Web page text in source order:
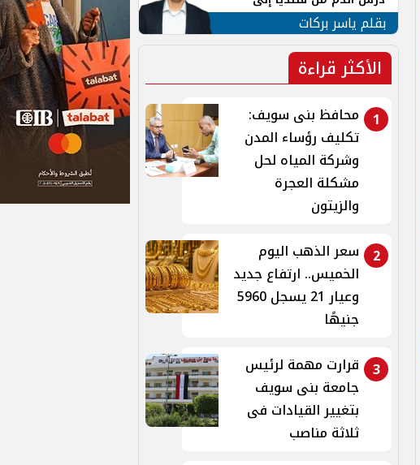
جنوب لبنان
بقلم ياسر بركات
الأكثر قراءة
1
محافظ بنى سويف:
تكليف رؤساء المدن
وشركة المياه لحل
مشكلة العجرة
والزيتون
2
سعر الذهب اليوم
الخميس.. ارتفاع جديد
وعيار 21 يسجل 5960
جنيهًا
3 قرارت مهمة لرئيس
جامعة بنى سويف
بتغيير القيادات فى
ثلاثة مناصب